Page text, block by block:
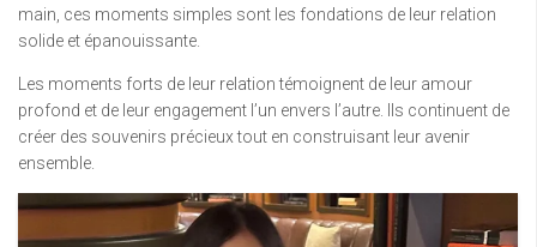
main, ces moments simples sont les fondations de leur relation
solide et épanouissante.
Les moments forts de leur relation témoignent de leur amour
profond et de leur engagement l’un envers l’autre. Ils continuent de
créer des souvenirs précieux tout en construisant leur avenir
ensemble.